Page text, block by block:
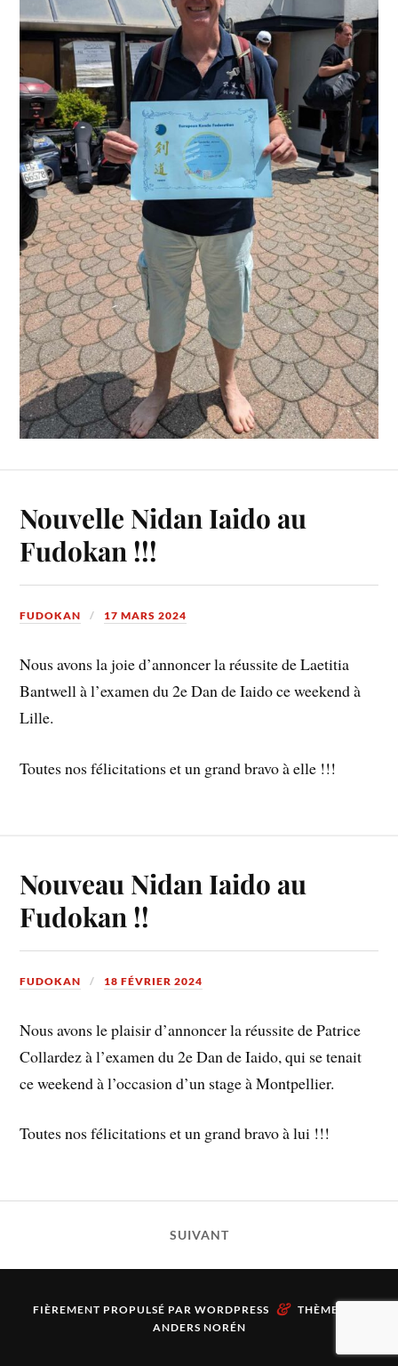
Nouvelle Nidan Iaido au
Fudokan !!!
FUDOKAN 17 MARS 2024
Nous avons la joie d’annoncer la réussite de Laetitia
Bantwell à l’examen du 2e Dan de Iaido ce weekend à
Lille.
Toutes nos félicitations et un grand bravo à elle !!!
Nouveau Nidan Iaido au
Fudokan !!
FUDOKAN 18 FÉVRIER 2024
Nous avons le plaisir d’annoncer la réussite de Patrice
Collardez à l’examen du 2e Dan de Iaido, qui se tenait
ce weekend à l’occasion d’un stage à Montpellier.
Toutes nos félicitations et un grand bravo à lui !!!
SUIVANT
FIÈREMENT PROPULSÉ PAR WORDPRESS & THÈME PAR
ANDERS NORÉN